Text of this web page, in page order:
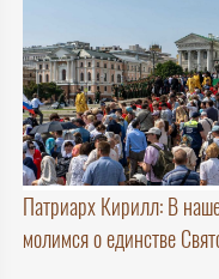
Патриарх Кирилл: В
молимся о единстве